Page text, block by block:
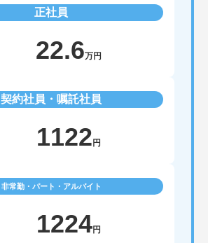
正社員
22.6万円
契約社員・嘱託社員
1122 円
非常勤・パート・アルバイト
1224円